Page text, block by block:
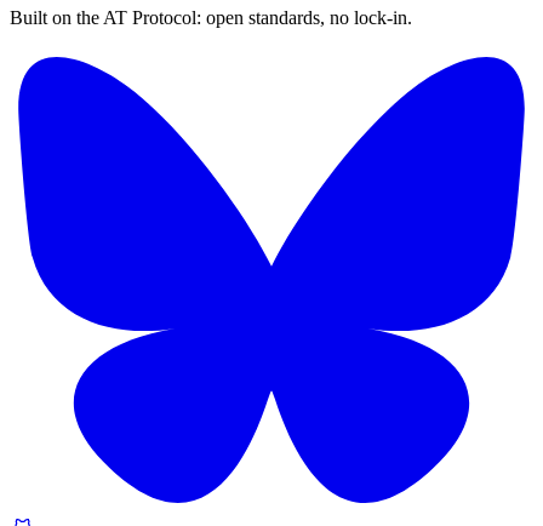
Built on the AT Protocol: open standards, no lock-in.